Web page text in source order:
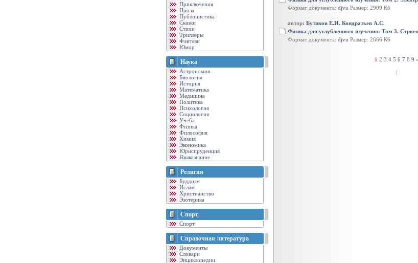
Приключения
Проза
Публицистика
Сказки
Стихи
Триллеры
Фэнтези
Юмор
Наука
Астрономия
Биология
История
Математика
Медицина
Политика
Психология
Социология
Учеба
Физика
Философия
Химия
Экономика
Юриспруденция
Языкознание
Религия
Буддизм
Ислам
Христианство
Эзотерика
Спорт
Спорт
Справочная литература
Документы
Словари
Энциклопедии
Формат документа: djvu Размер: 2909 Кб
автор: Бутиков Е.И. Кондратьев А.С.
Физика для углубленного изучения: Том 3.
Формат документа: djvu Размер: 2666 Кб
1 2 3 4 5 6 7 8 9 »
|